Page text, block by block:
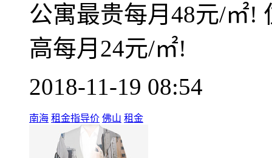
公寓最贵每月48元/㎡!
高每月24元/㎡!
2018-11-19 08:54
南海 租金指导价 佛山 租金